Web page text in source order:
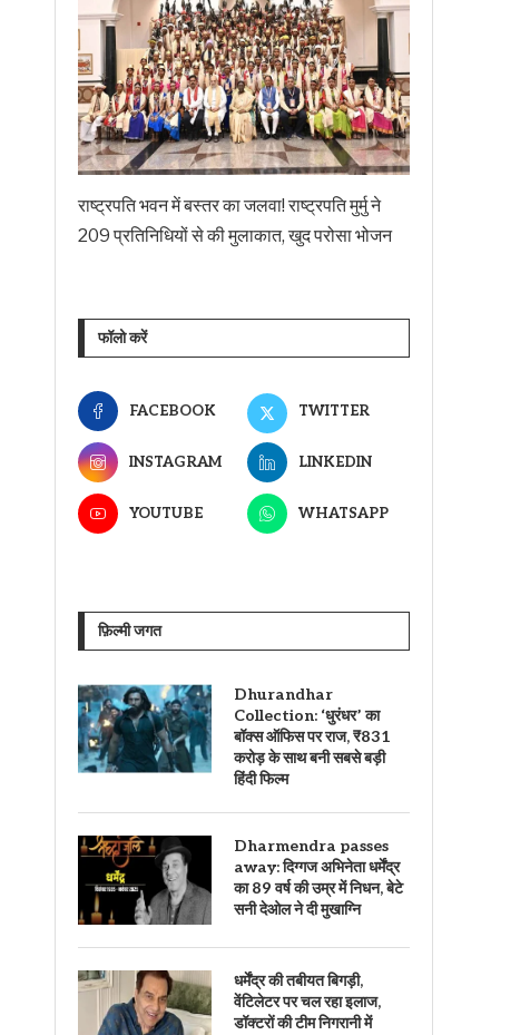
राष्ट्रपति भवन में बस्तर का जलवा! राष्ट्रपति मुर्मु ने
209 प्रतिनिधियों से की मुलाकात, खुद परोसा भोजन
फॉलो करें
FACEBOOK TWITTER
INSTAGRAM LINKEDIN
YOUTUBE WHATSAPP
फ़िल्मी जगत
Dhurandhar
Collection: ‘धुरंधर’ का
बॉक्स ऑफिस पर राज, ₹831
करोड़ के साथ बनी सबसे बड़ी
हिंदी फिल्म
Dharmendra passes
away: दिग्गज अभिनेता धर्मेंद्र
का 89 वर्ष की उम्र में निधन, बेटे
सनी देओल ने दी मुखाग्नि
धर्मेंद्र की तबीयत बिगड़ी,
वेंटिलेटर पर चल रहा इलाज,
डॉक्टरों की टीम निगरानी में